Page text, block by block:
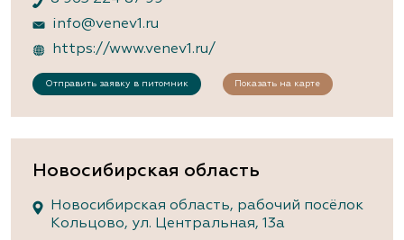
info@venev1.ru
https://www.venev1.ru/
Отправить заявку в питомник Показать на карте
Новосибирская область
Новосибирская область, рабочий посёлок
Кольцово, ул. Центральная, 13а